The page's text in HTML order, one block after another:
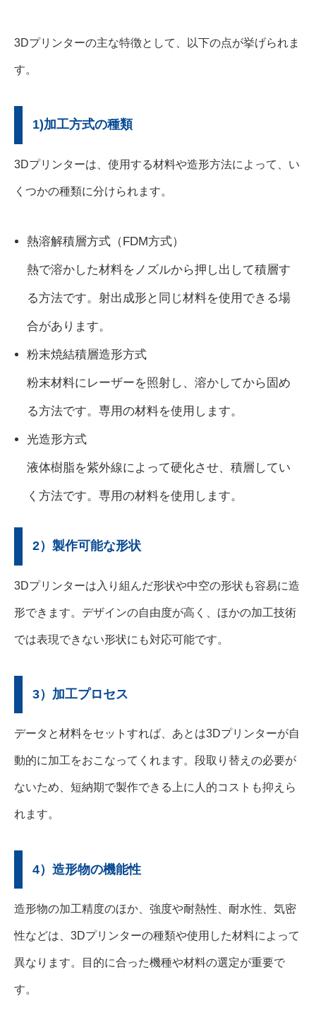
3Dプリンターの主な特徴として、以下の点が挙げられま
す。
1)加工方式の種類
3Dプリンターは、使用する材料や造形方法によって、い
くつかの種類に分けられます。
熱溶解積層方式（FDM方式）
熱で溶かした材料をノズルから押し出して積層す
る方法です。射出成形と同じ材料を使用できる場
合があります。
粉末焼結積層造形方式
粉末材料にレーザーを照射し、溶かしてから固め
る方法です。専用の材料を使用します。
光造形方式
液体樹脂を紫外線によって硬化させ、積層してい
く方法です。専用の材料を使用します。
2）製作可能な形状
3Dプリンターは入り組んだ形状や中空の形状も容易に造
形できます。デザインの自由度が高く、ほかの加工技術
では表現できない形状にも対応可能です。
3）加工プロセス
データと材料をセットすれば、あとは3Dプリンターが自
動的に加工をおこなってくれます。段取り替えの必要が
ないため、短納期で製作できる上に人的コストも抑えら
れます。
4）造形物の機能性
造形物の加工精度のほか、強度や耐熱性、耐水性、気密
性などは、3Dプリンターの種類や使用した材料によって
異なります。目的に合った機種や材料の選定が重要で
す。